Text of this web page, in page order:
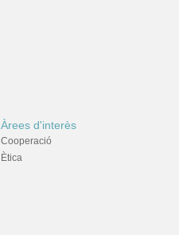
Àrees d'interès
Cooperació
Ètica